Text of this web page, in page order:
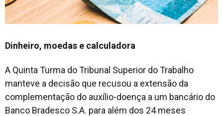
Dinheiro, moedas e calculadora
A Quinta Turma do Tribunal Superior do Trabalho
manteve a decisão que recusou a extensão da
complementação do auxílio-doença a um bancário do
Banco Bradesco S.A. para além dos 24 meses